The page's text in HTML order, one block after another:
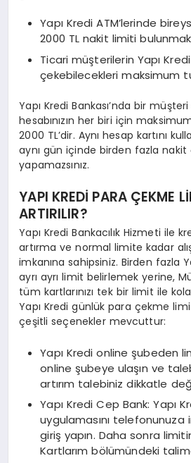
Yapı Kredi ATM’lerinde
2000 TL nakit limiti
Ticari müşterilerin Yapı
çekebilecekleri maksimum
Yapı Kredi Bankası’nda bir
hesabınızın her biri için
2000 TL’dir. Aynı hesap kartını
aynı gün içinde birden fazla nakit
yapamazsınız.
YAPI KREDİ PARA ÇEKME
ARTIRILIR?
Yapı Kredi Bankacılık Hizmeti ile
artırma ve normal limite kadar
imkanına sahipsiniz. Birden fazla
ayrı ayrı limit belirlemek yerine,
tüm kartlarınızı tek bir limit ile
Yapı Kredi günlük para çekme
çeşitli seçenekler mevcuttur:
Yapı Kredi online şubeden
online şubeye ulaşın ve
artırım talebiniz dikkatle
Yapı Kredi Cep Bank: Yapı
uygulamasını telefonunuza
giriş yapın. Daha sonra
Kartlarım bölümündeki